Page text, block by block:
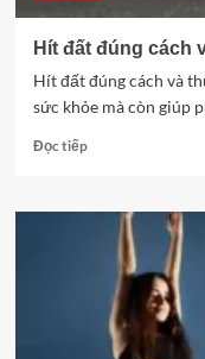
Hít đất đúng cách
Hít đất đúng cách và
sức khỏe mà còn giúp
Đọc tiếpRead
Hít
một